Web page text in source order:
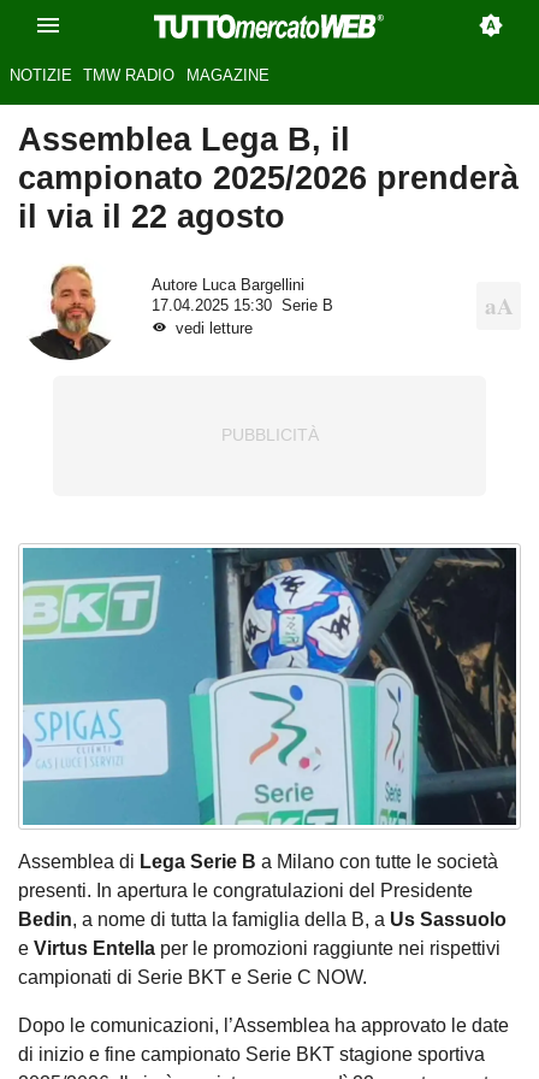
NOTIZIE TMW RADIO MAGAZINE
Assemblea Lega B, il
campionato 2025/2026 prenderà
il via il 22 agosto
Autore Luca Bargellini
17.04.2025 15:30
Serie B
vedi letture
Assemblea di Lega Serie B a Milano con tutte le società
presenti. In apertura le congratulazioni del Presidente
Bedin, a nome di tutta la famiglia della B, a Us Sassuolo
e Virtus Entella per le promozioni raggiunte nei rispettivi
campionati di Serie BKT e Serie C NOW.
Dopo le comunicazioni, l’Assemblea ha approvato le date
di inizio e fine campionato Serie BKT stagione sportiva